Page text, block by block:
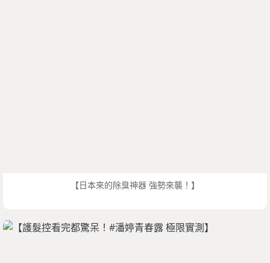
【日本來的除臭神器 強勢來襲！】